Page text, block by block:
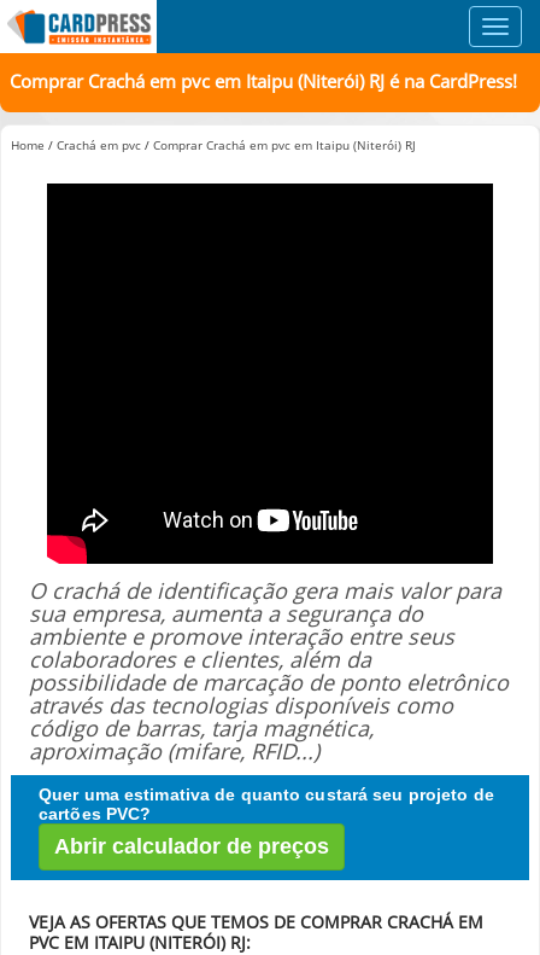
Comprar Crachá em pvc em Itaipu (Niterói) RJ é na CardPress!
Home / Crachá em pvc / Comprar Crachá em pvc em Itaipu (Niterói) RJ
O crachá de identificação gera mais valor para
sua empresa, aumenta a segurança do
ambiente e promove interação entre seus
colaboradores e clientes, além da
possibilidade de marcação de ponto eletrônico
através das tecnologias disponíveis como
código de barras, tarja magnética,
aproximação (mifare, RFID...)
Quer uma estimativa de quanto custará seu projeto de
cartões PVC?
Abrir calculador de preços
VEJA AS OFERTAS QUE TEMOS DE COMPRAR CRACHÁ EM
PVC EM ITAIPU (NITERÓI) RJ: